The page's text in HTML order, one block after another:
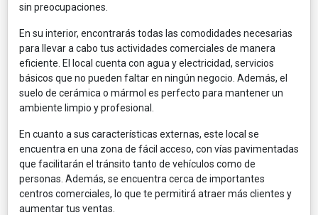
sin preocupaciones.
En su interior, encontrarás todas las comodidades necesarias
para llevar a cabo tus actividades comerciales de manera
eficiente. El local cuenta con agua y electricidad, servicios
básicos que no pueden faltar en ningún negocio. Además, el
suelo de cerámica o mármol es perfecto para mantener un
ambiente limpio y profesional.
En cuanto a sus características externas, este local se
encuentra en una zona de fácil acceso, con vías pavimentadas
que facilitarán el tránsito tanto de vehículos como de
personas. Además, se encuentra cerca de importantes
centros comerciales, lo que te permitirá atraer más clientes y
aumentar tus ventas.